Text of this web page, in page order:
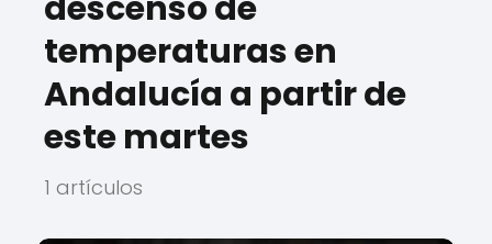
temperaturas en
Andalucía a partir de
este martes
1 artículos